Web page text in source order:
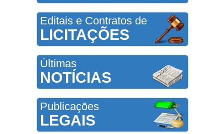
Editais e Contratos de
LICITAÇÕES
Últimas
NOTÍCIAS
Publicações
LEGAIS